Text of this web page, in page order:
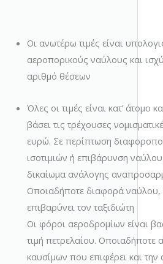
Οι ανωτέρω τιμές είναι
αεροπορικούς ναύλους και
αριθμό θέσεων
Όλες οι τιμές είναι κατ’ άτομο
βάσει τις τρέχουσες
ευρώ. Σε περίπτωση
ισοτιμιών ή επιβάρυνση ναύλου
δικαίωμα ανάλογης
Οποιαδήποτε διαφορά ναύλου,
επιβαρύνει τον ταξιδιώτη
Οι φόροι αεροδρομίων είναι
τιμή πετρελαίου. Οποιαδήποτε
καυσίμων που επιφέρει και